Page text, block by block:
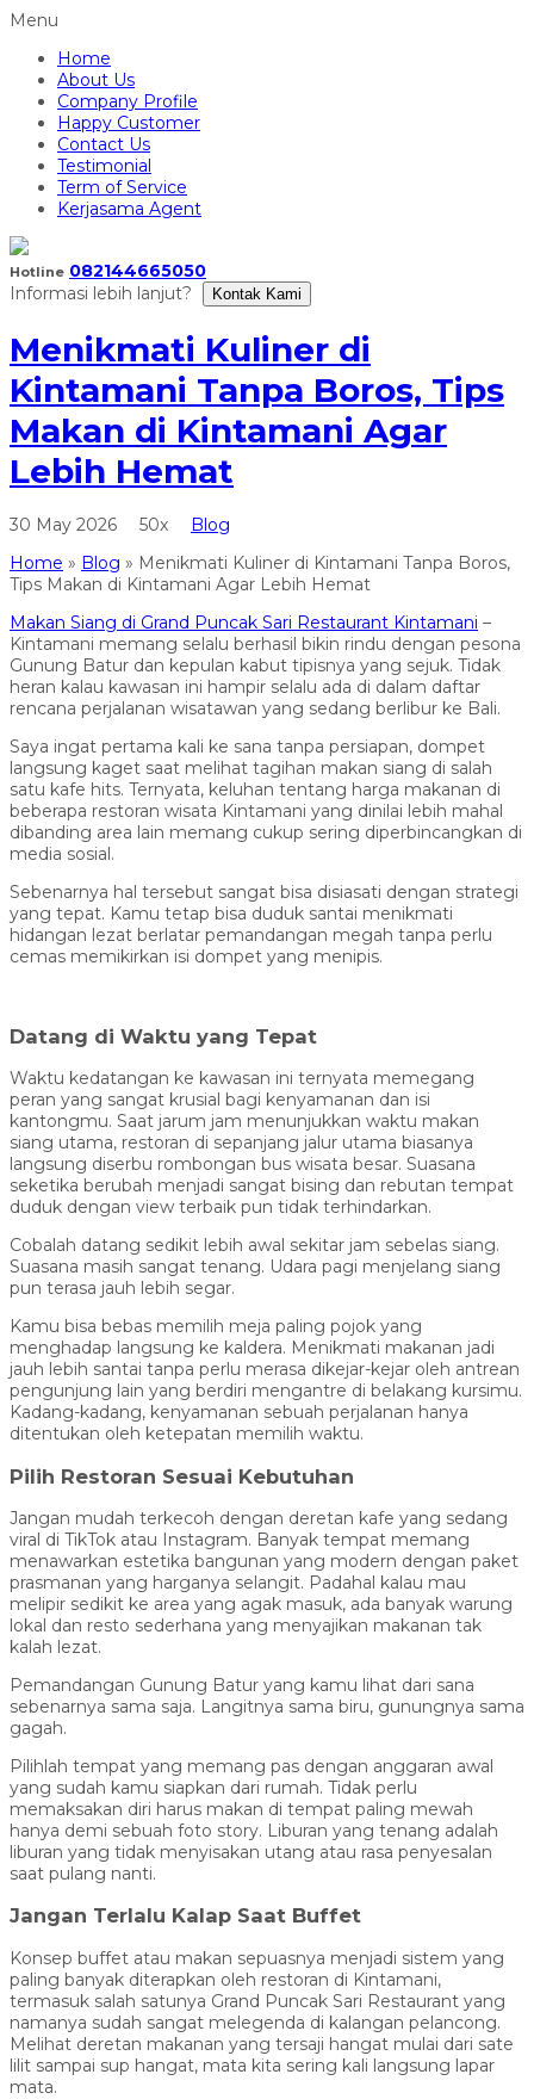
Menu
Home
About Us
Company Profile
Happy Customer
Contact Us
Testimonial
Term of Service
Kerjasama Agent
Hotline 082144665050
Informasi lebih lanjut?
Kontak Kami
Menikmati Kuliner di
Kintamani Tanpa Boros, Tips
Makan di Kintamani Agar
Lebih Hemat
30 May 2026 50x
Blog
Home » Blog » Menikmati Kuliner di Kintamani Tanpa Boros,
Tips Makan di Kintamani Agar Lebih Hemat
Makan Siang di Grand Puncak Sari Restaurant Kintamani –
Kintamani memang selalu berhasil bikin rindu dengan pesona
Gunung Batur dan kepulan kabut tipisnya yang sejuk. Tidak
heran kalau kawasan ini hampir selalu ada di dalam daftar
rencana perjalanan wisatawan yang sedang berlibur ke Bali.
Saya ingat pertama kali ke sana tanpa persiapan, dompet
langsung kaget saat melihat tagihan makan siang di salah
satu kafe hits. Ternyata, keluhan tentang harga makanan di
beberapa restoran wisata Kintamani yang dinilai lebih mahal
dibanding area lain memang cukup sering diperbincangkan di
media sosial.
Sebenarnya hal tersebut sangat bisa disiasati dengan strategi
yang tepat. Kamu tetap bisa duduk santai menikmati
hidangan lezat berlatar pemandangan megah tanpa perlu
cemas memikirkan isi dompet yang menipis.
Datang di Waktu yang Tepat
Waktu kedatangan ke kawasan ini ternyata memegang
peran yang sangat krusial bagi kenyamanan dan isi
kantongmu. Saat jarum jam menunjukkan waktu makan
siang utama, restoran di sepanjang jalur utama biasanya
langsung diserbu rombongan bus wisata besar. Suasana
seketika berubah menjadi sangat bising dan rebutan tempat
duduk dengan view terbaik pun tidak terhindarkan.
Cobalah datang sedikit lebih awal sekitar jam sebelas siang.
Suasana masih sangat tenang. Udara pagi menjelang siang
pun terasa jauh lebih segar.
Kamu bisa bebas memilih meja paling pojok yang
menghadap langsung ke kaldera. Menikmati makanan jadi
jauh lebih santai tanpa perlu merasa dikejar-kejar oleh antrean
pengunjung lain yang berdiri mengantre di belakang kursimu.
Kadang-kadang, kenyamanan sebuah perjalanan hanya
ditentukan oleh ketepatan memilih waktu.
Pilih Restoran Sesuai Kebutuhan
Jangan mudah terkecoh dengan deretan kafe yang sedang
viral di TikTok atau Instagram. Banyak tempat memang
menawarkan estetika bangunan yang modern dengan paket
prasmanan yang harganya selangit. Padahal kalau mau
melipir sedikit ke area yang agak masuk, ada banyak warung
lokal dan resto sederhana yang menyajikan makanan tak
kalah lezat.
Pemandangan Gunung Batur yang kamu lihat dari sana
sebenarnya sama saja. Langitnya sama biru, gunungnya sama
gagah.
Pilihlah tempat yang memang pas dengan anggaran awal
yang sudah kamu siapkan dari rumah. Tidak perlu
memaksakan diri harus makan di tempat paling mewah
hanya demi sebuah foto story. Liburan yang tenang adalah
liburan yang tidak menyisakan utang atau rasa penyesalan
saat pulang nanti.
Jangan Terlalu Kalap Saat Buffet
Konsep buffet atau makan sepuasnya menjadi sistem yang
paling banyak diterapkan oleh restoran di Kintamani,
termasuk salah satunya Grand Puncak Sari Restaurant yang
namanya sudah sangat melegenda di kalangan pelancong.
Melihat deretan makanan yang tersaji hangat mulai dari sate
lilit sampai sup hangat, mata kita sering kali langsung lapar
mata.